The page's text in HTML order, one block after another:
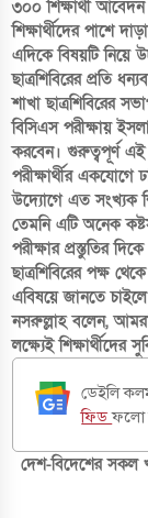
৩০০ শিক্ষার্থী
শিক্ষার্থীদের পাশে
এদিকে বিষয়টি নিয়ে
ছাত্রশিবিরের প্রতি
শাখা ছাত্রশিবিরের
বিসিএস পরীক্ষায়
করবেন। গুরুত্বপূর্ণ এই
পরীক্ষার্থীর একযোগে
উদ্যোগে এত সংখ্যক
তেমনি এটি অনেক
পরীক্ষার প্রস্তুতির
ছাত্রশিবিরের পক্ষ
এবিষয়ে জানতে
নসরুল্লাহ বলেন, আমরা
লক্ষ্যেই শিক্ষার্থীদের
ডেইলি
ফিডফলো
দেশ-বিদেশের সকল